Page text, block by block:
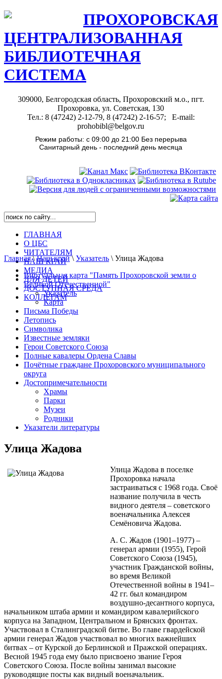
ПРОХОРОВСКАЯ
ЦЕНТРАЛИЗОВАННАЯ
БИБЛИОТЕЧНАЯ
СИСТЕМА
309000, Белгородская область, Прохоровский м.о., пгт.
Прохоровка, ул. Советская, 130
Тел.: 8 (47242) 2-12-79, 8 (47242) 2-16-57; E-mail:
prohobibl@belgov.ru
Режим работы: с 09:00 до 21:00 Без перерыва
Санитарный день - последний день месяца
ГЛАВНАЯ
О ЦБС
ЧИТАТЕЛЯМ
НАШ КРАЙ
МЕДИА
ДЛЯ ДЕТЕЙ
ДОСТУПНАЯ СРЕДА
КОЛЛЕГАМ
Главная\Наш край\ Указатель \ Улица Жадова
Виртуальная карта "Память Прохоровской земли о
Великой Отечественной"
Указатель
Карта
Письма Победы
Летопись
Символика
Известные земляки
Герои Советского Союза
Полные кавалеры Ордена Славы
Почётные граждане Прохоровского муниципального
округа
Достопримечательности
Храмы
Парки
Музеи
Родники
Указатели литературы
Улица Жадова
Улица Жадова в поселке
Прохоровка начала
застраиваться с 1968 года. Своё
название получила в честь
видного деятеля – советского
военачальника Алексея
Семёновича Жадова.
А. С. Жадов (1901–1977) –
генерал армии (1955), Герой
Советского Союза (1945),
участник Гражданской войны,
во время Великой
Отечественной войны в 1941–
42 гг. был командиром
воздушно-десантного корпуса,
начальником штаба армии и командиром кавалерийского
корпуса на Западном, Центральном и Брянских фронтах.
Участвовал в Сталинградской битве. Во главе гвардейской
армии генерал Жадов участвовал во многих важнейших
битвах – от Курской до Берлинской и Пражской операциях.
Весной 1945 года ему было присвоено звание Героя
Советского Союза. После войны занимал высокие
руководящие посты как видный военачальник.